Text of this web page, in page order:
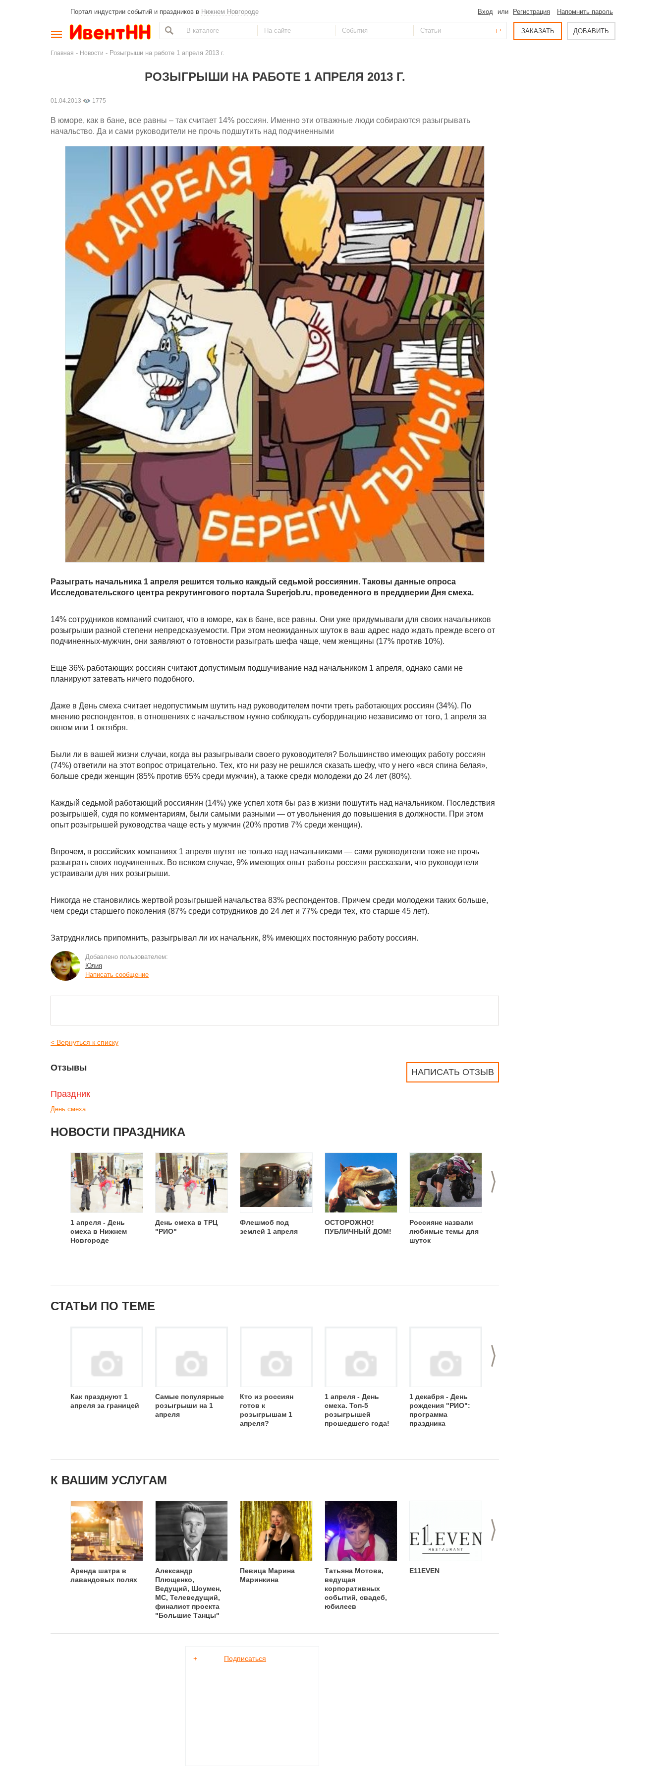
Портал индустрии событий и праздников в Нижнем Новгороде Вход или Регистрация Напомнить пароль
ЗАКАЗАТЬ ДОБАВИТЬ
Главная - Новости - Розыгрыши на работе 1 апреля 2013 г.
РОЗЫГРЫШИ НА РАБОТЕ 1 АПРЕЛЯ 2013 Г.
01.04.2013 1775
В юморе, как в бане, все равны – так считает 14% россиян. Именно эти отважные люди собираются разыгрывать
начальство. Да и сами руководители не прочь подшутить над подчиненными
Разыграть начальника 1 апреля решится только каждый седьмой россиянин. Таковы данные опроса
Исследовательского центра рекрутингового портала Superjob.ru, проведенного в преддверии Дня смеха.
14% сотрудников компаний считают, что в юморе, как в бане, все равны. Они уже придумывали для своих начальников
розыгрыши разной степени непредсказуемости. При этом неожиданных шуток в ваш адрес надо ждать прежде всего от
подчиненных-мужчин, они заявляют о готовности разыграть шефа чаще, чем женщины (17% против 10%).
Еще 36% работающих россиян считают допустимым подшучивание над начальником 1 апреля, однако сами не
планируют затевать ничего подобного.
Даже в День смеха считает недопустимым шутить над руководителем почти треть работающих россиян (34%). По
мнению респондентов, в отношениях с начальством нужно соблюдать субординацию независимо от того, 1 апреля за
окном или 1 октября.
Были ли в вашей жизни случаи, когда вы разыгрывали своего руководителя? Большинство имеющих работу россиян
(74%) ответили на этот вопрос отрицательно. Тех, кто ни разу не решился сказать шефу, что у него «вся спина белая»,
больше среди женщин (85% против 65% среди мужчин), а также среди молодежи до 24 лет (80%).
Каждый седьмой работающий россиянин (14%) уже успел хотя бы раз в жизни пошутить над начальником. Последствия
розыгрышей, судя по комментариям, были самыми разными — от увольнения до повышения в должности. При этом
опыт розыгрышей руководства чаще есть у мужчин (20% против 7% среди женщин).
Впрочем, в российских компаниях 1 апреля шутят не только над начальниками — сами руководители тоже не прочь
разыграть своих подчиненных. Во всяком случае, 9% имеющих опыт работы россиян рассказали, что руководители
устраивали для них розыгрыши.
Никогда не становились жертвой розыгрышей начальства 83% респондентов. Причем среди молодежи таких больше,
чем среди старшего поколения (87% среди сотрудников до 24 лет и 77% среди тех, кто старше 45 лет).
Затруднились припомнить, разыгрывал ли их начальник, 8% имеющих постоянную работу россиян.
Добавлено пользователем:
Юлия
Написать сообщение
< Вернуться к списку
НАПИСАТЬ ОТЗЫВ
Отзывы
Праздник
День смеха
НОВОСТИ ПРАЗДНИКА
>
1 апреля - День
смеха в Нижнем
Новгороде
День смеха в ТРЦ
"РИО"
Флешмоб под
землей 1 апреля
ОСТОРОЖНО!
ПУБЛИЧНЫЙ ДОМ!
Россияне назвали
любимые темы для
шуток
СТАТЬИ ПО ТЕМЕ
>
Как празднуют 1
апреля за границей
Самые популярные
розыгрыши на 1
апреля
Кто из россиян
готов к
розыгрышам 1
апреля?
1 апреля - День
смеха. Топ-5
розыгрышей
прошедшего года!
1 декабря - День
рождения "РИО":
программа
праздника
К ВАШИМ УСЛУГАМ
>
Аренда шатра в
лавандовых полях
Александр
Плющенко,
Ведущий, Шоумен,
MC, Телеведущий,
финалист проекта
"Большие Танцы"
Певица Марина
Маринкина
Татьяна Мотова,
ведущая
корпоративных
событий, свадеб,
юбилеев
E11EVEN
+ Подписаться